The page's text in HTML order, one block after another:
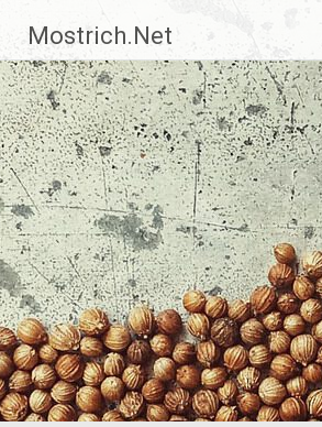
Inhalt
springen
Mostrich.Net